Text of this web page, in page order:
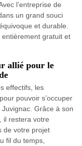
l’entreprise de
un grand souci
et durable.
entièrement gratuit et
allié pour le
effectifs, les
pouvoir s’occuper
Grâce à son
il restera votre
de votre projet
fil du temps,